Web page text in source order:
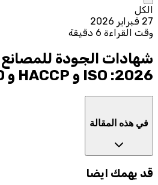
الكل
27 فبراير 2026
وقت القراءة 6 دقيقة
شهادات الجودة
2026: ISO و HACCP و ISO 22000
في هذه المقالة
قد يهمك ايضا